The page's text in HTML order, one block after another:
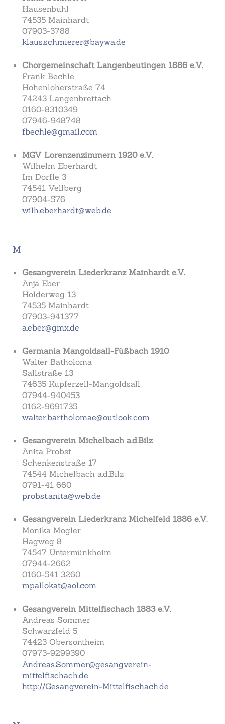
Hausenbühl
74535 Mainhardt
07903-3788
klaus.schmierer@baywa.de
Chorgemeinschaft Langenbeutingen 1886 e.V.
Frank Bechle
Hohenloherstraße 74
74243 Langenbrettach
0160-8310349
07946-948748
fbechle@gmail.com
MGV Lorenzenzimmern 1920 e.V.
Wilhelm Eberhardt
Im Dörfle 3
74541 Vellberg
07904-576
wilh.eberhardt@web.de
M
Gesangverein Liederkranz Mainhardt e.V.
Anja Eber
Holderweg 13
74535 Mainhardt
07903-941377
a.eber@gmx.de
Germania Mangoldsall-Füßbach 1910
Walter Batholomä
Sallstraße 13
74635 Kupferzell-Mangoldsall
07944-940453
0162-9691735
walter.bartholomae@outlook.com
Gesangverein Michelbach a.d.Bilz
Anita Probst
Schenkenstraße 17
74544 Michelbach a.d.Bilz
0791-41 660
probst.anita@web.de
Gesangverein Liederkranz Michelfeld 1886 e.V.
Monika Mogler
Hagweg 8
74547 Untermünkheim
07944-2662
0160-541 3260
mpallokat@aol.com
Gesangverein Mittelfischach 1883 e.V.
Andreas Sommer
Schwarzfeld 5
74423 Obersontheim
07973-9299390
Andreas.Sommer@gesangverein-
mittelfischach.de
http://Gesangverein-Mittelfischach.de